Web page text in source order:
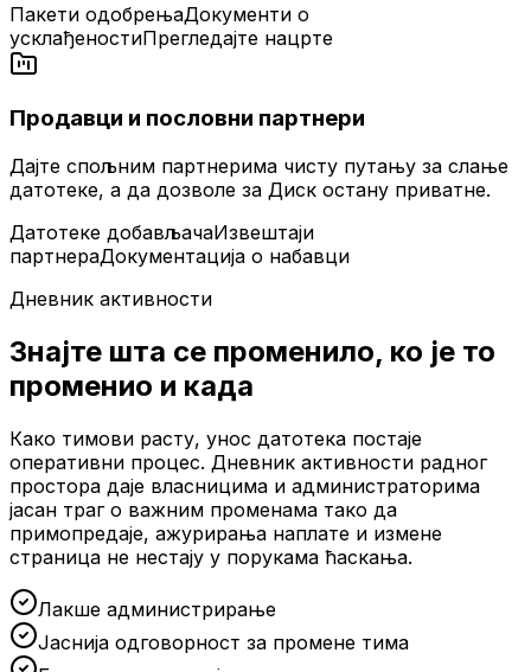
Пакети одобрењаДокументи о
усклађеностиПрегледајте нацрте
Продавци и пословни партнери
Дајте спољним партнерима чисту путању за слање
датотеке, а да дозволе за Диск остану приватне.
Датотеке добављачаИзвештаји
партнераДокументација о набавци
Дневник активности
Знајте шта се променило, ко је то
променио и када
Како тимови расту, унос датотека постаје
оперативни процес. Дневник активности радног
простора даје власницима и администраторима
јасан траг о важним променама тако да
примопредаје, ажурирања наплате и измене
страница не нестају у порукама ћаскања.
Лакше администрирање
Јаснија одговорност за промене тима